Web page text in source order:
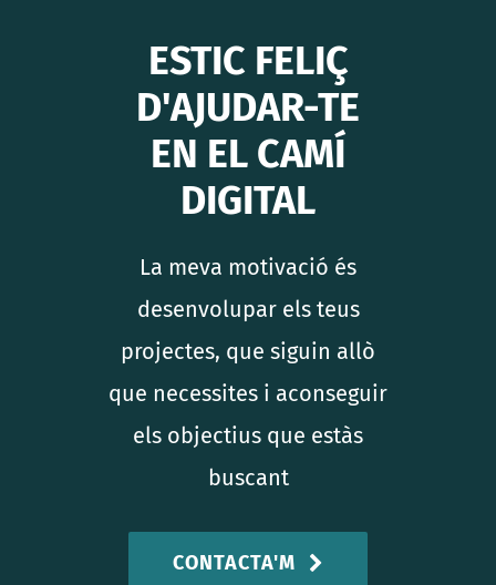
ESTIC FELIÇ
D'AJUDAR-TE
EN EL CAMÍ
DIGITAL
La meva motivació és
desenvolupar els teus
projectes, que siguin allò
que necessites i aconseguir
els objectius que estàs
buscant
CONTACTA'M